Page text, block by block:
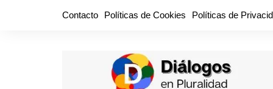
Contacto Políticas de Cookies Políticas de